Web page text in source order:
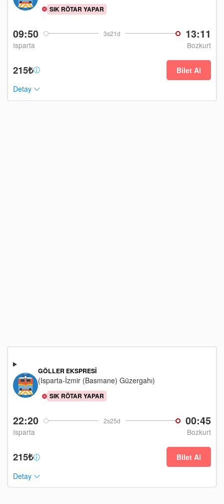
09:50 3s21d 13:11
Isparta Bozkurt
SIK RÖTAR YAPAR
215₺
Bilet Al
Detay
22:20 2s25d 00:45
Isparta Bozkurt
GÖLLER EKSPRESI
(Isparta-İzmir (Basmane) Güzergahı)
SIK RÖTAR YAPAR
215₺
Bilet Al
Detay